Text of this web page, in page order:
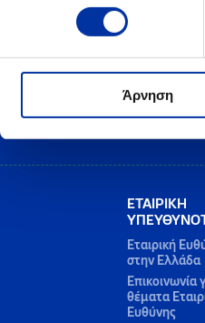
Άρνηση
ΕΤΑΙΡΙΚΗ
Εταιρική
στην Ελλάδα
Επικοινωνία
θέματα
Ευθύνης